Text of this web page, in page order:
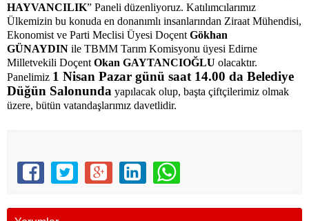
HAYVANCILIK” Paneli düzenliyoruz. Katılımcılarımız
Ülkemizin bu konuda en donanımlı insanlarından Ziraat Mühendisi,
Ekonomist ve Parti Meclisi Üyesi Doçent Gökhan
GÜNAYDIN ile TBMM Tarım Komisyonu üyesi Edirne
Milletvekili Doçent Okan GAYTANCIOĞLU olacaktır.
Panelimiz 1 Nisan Pazar günü saat 14.00 da Belediye
Düğün Salonunda yapılacak olup, başta çiftçilerimiz olmak
üzere, bütün vatandaşlarımız davetlidir.